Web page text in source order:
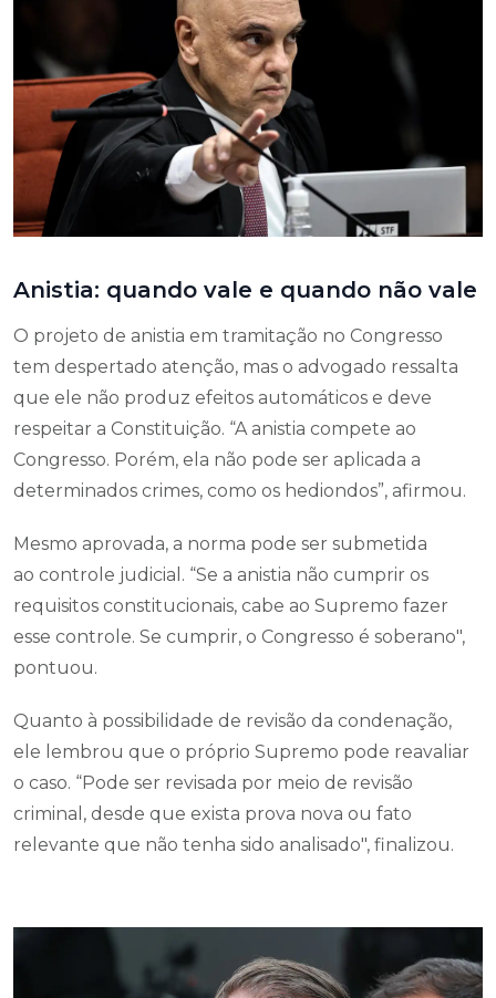
Anistia: quando vale e quando não vale
O projeto de anistia em tramitação no Congresso
tem despertado atenção, mas o advogado ressalta
que ele não produz efeitos automáticos e deve
respeitar a Constituição. “A anistia compete ao
Congresso. Porém, ela não pode ser aplicada a
determinados crimes, como os hediondos”, afirmou.
Mesmo aprovada, a norma pode ser submetida
ao controle judicial. “Se a anistia não cumprir os
requisitos constitucionais, cabe ao Supremo fazer
esse controle. Se cumprir, o Congresso é soberano",
pontuou.
Quanto à possibilidade de revisão da condenação,
ele lembrou que o próprio Supremo pode reavaliar
o caso. “Pode ser revisada por meio de revisão
criminal, desde que exista prova nova ou fato
relevante que não tenha sido analisado", finalizou.